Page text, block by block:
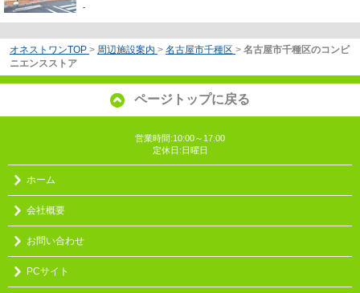
-
オネストワンTOP > 周辺施設案内 > 名古屋市千種区 > 名古屋市千種区のコンビ
ニエンスストア
ページトップに戻る
営業時間:10:00～17:00
定休日:日曜日
ホーム
会社概要
お問い合わせ
PCサイト